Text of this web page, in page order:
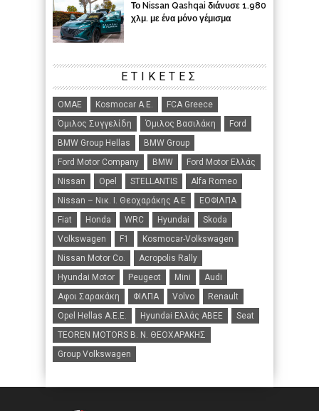
Το Nissan Qashqai διάνυσε 1.980
χλμ. με ένα μόνο γέμισμα
ΕΤΙΚΈΤΕΣ
ΟΜΑΕ Kosmocar Α.Ε.
FCA Greece
Όμιλος Συγγελίδη
Όμιλος Βασιλάκη
Ford
BMW Group Hellas
BMW Group
Ford Motor Company
BMW
Ford Motor Ελλάς
Nissan
Opel STELLANTIS
Alfa Romeo
Nissan – Νικ. Ι. Θεοχαράκης Α.Ε
ΕΟΦΙΛΠΑ
Fiat
Honda WRC Hyundai
Skoda
Volkswagen
F1
Kosmocar-Volkswagen
Nissan Motor Co.
Acropolis Rally
Hyundai Motor
Peugeot Mini
Audi
Αφοι Σαρακάκη
ΦΙΛΠΑ Volvo
Renault
Opel Hellas A.E.E.
Hyundai Ελλάς ΑΒΕΕ
Seat
TEOREN MOTORS B. N. ΘΕΟΧΑΡΑΚΗΣ
Group Volkswagen